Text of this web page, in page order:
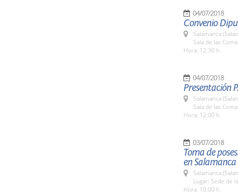
04/07/2018
Convenio
Salamanca
Sala de las
Hora: 12:30 h.
04/07/2018
Presentación
Salamanca
Sala de las
Hora: 12:00 h.
03/07/2018
Toma de
en Salamanca
Salamanca
Lugar: Sede de
Hora: 10:00 h.